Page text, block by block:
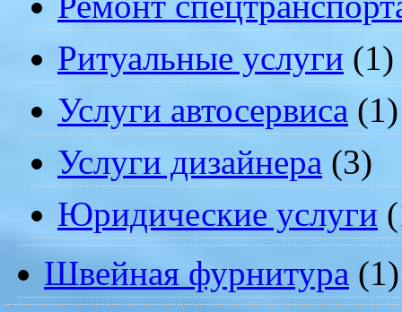
Ритуальные услуги (1)
Услуги автосервиса (1)
Услуги дизайнера (3)
Юридические услуги
Швейная фурнитура (1)